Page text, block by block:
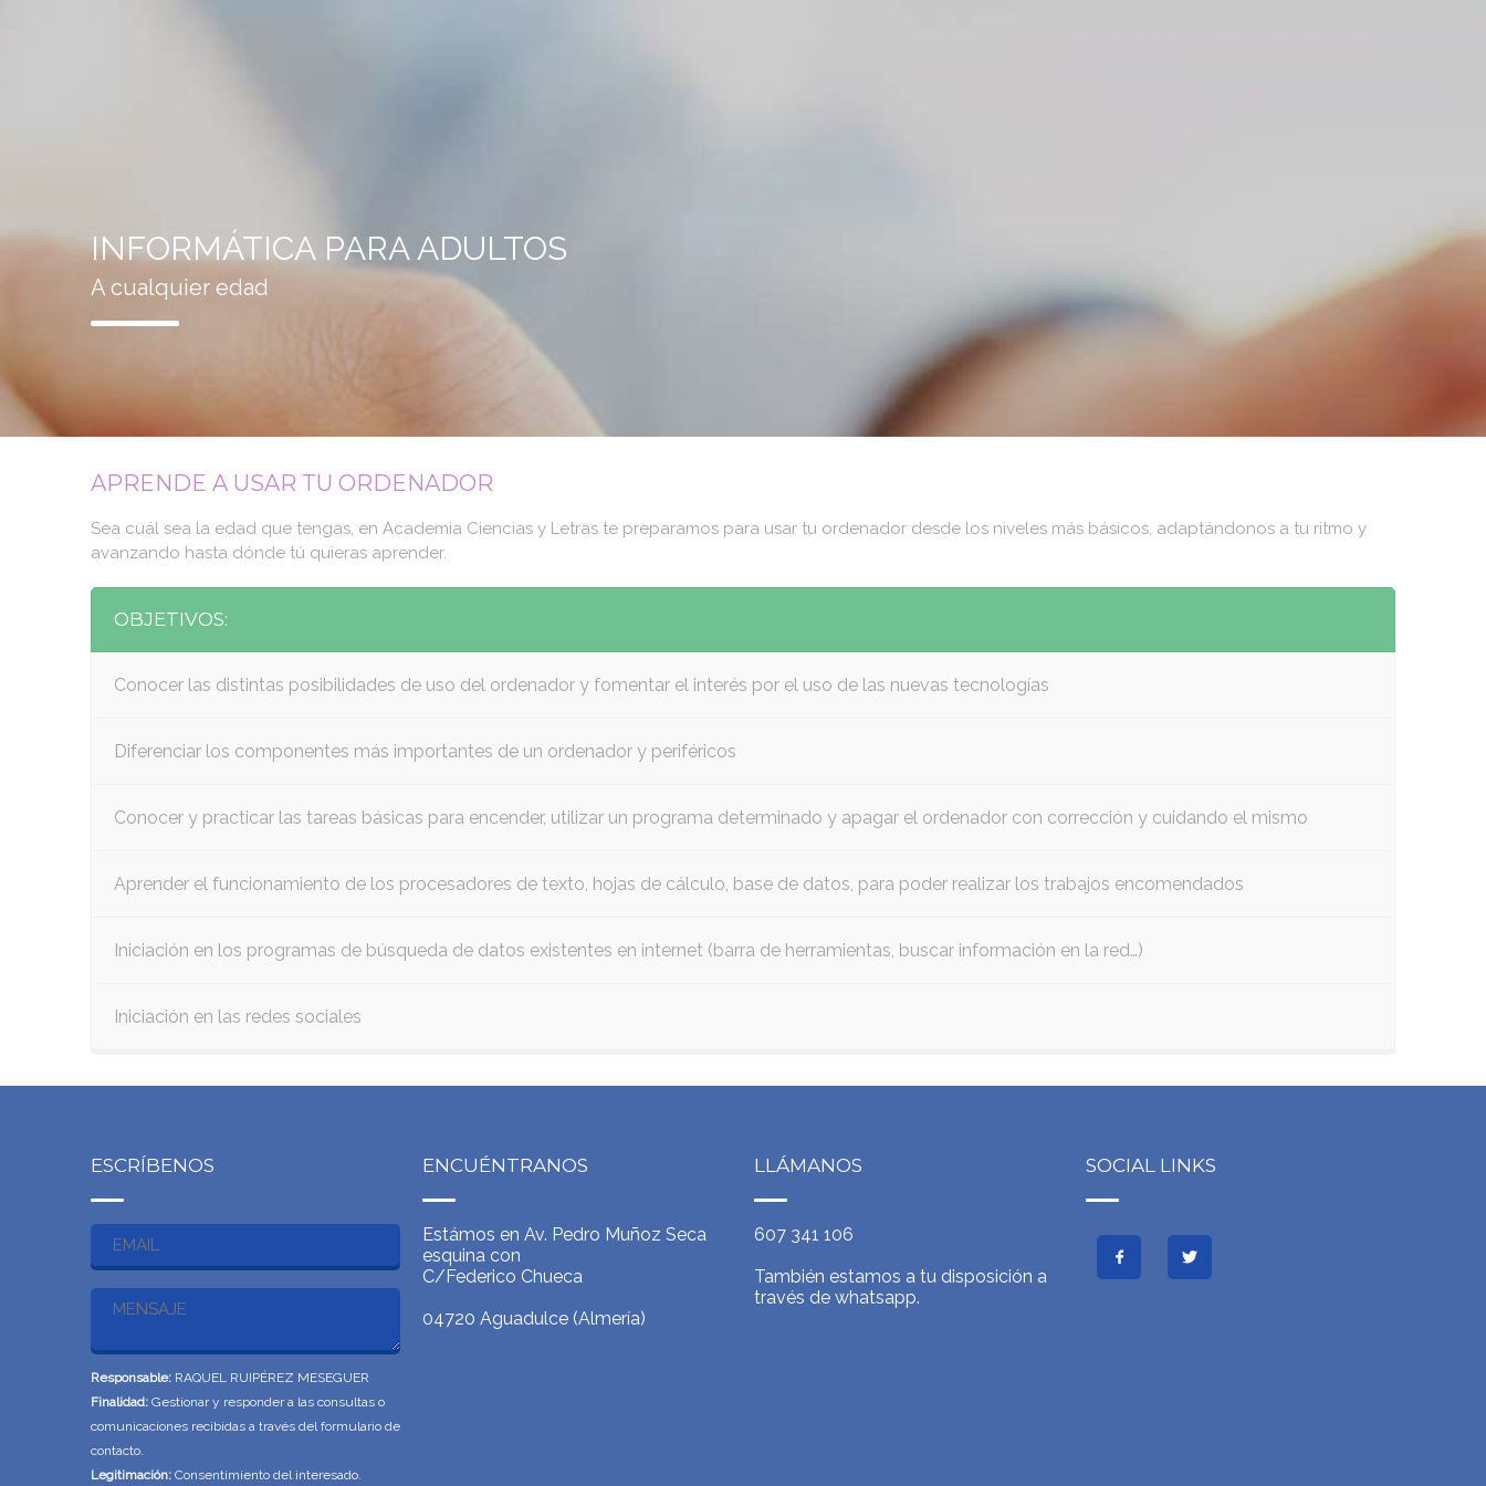
INFORMÁTICA PARA ADULTOS
A cualquier edad
APRENDE A USAR TU ORDENADOR
Sea cuál sea la edad que tengas, en Academia Ciencias y Letras te preparamos para usar tu ordenador desde los niveles más básicos, adaptándonos a tu ritmo y
avanzando hasta dónde tú quieras aprender.
OBJETIVOS:
Conocer las distintas posibilidades de uso del ordenador y fomentar el interés por el uso de las nuevas tecnologías
Diferenciar los componentes más importantes de un ordenador y periféricos
Conocer y practicar las tareas básicas para encender, utilizar un programa determinado y apagar el ordenador con corrección y cuidando el mismo
Aprender el funcionamiento de los procesadores de texto, hojas de cálculo, base de datos, para poder realizar los trabajos encomendados
Iniciación en los programas de búsqueda de datos existentes en internet (barra de herramientas, buscar información en la red…)
Iniciación en las redes sociales
ESCRÍBENOS
Responsable: RAQUEL RUIPÉREZ MESEGUER
Finalidad: Gestionar y responder a las consultas o
comunicaciones recibidas a través del formulario de
contacto.
Legitimación: Consentimiento del interesado.
ENCUÉNTRANOS
Estámos en Av. Pedro Muñoz Seca
esquina con
C/Federico Chueca
04720 Aguadulce (Almería)
LLÁMANOS
607 341 106
También estamos a tu disposición a
través de whatsapp.
SOCIAL LINKS